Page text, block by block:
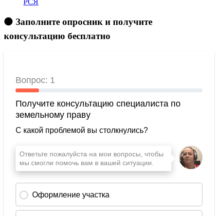
🟠 Заполните опросник и получите
консультацию бесплатно